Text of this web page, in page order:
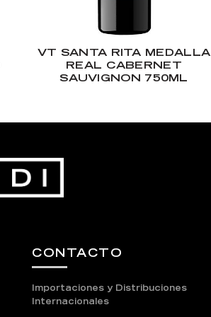
VT SANTA RITA MEDALLA
REAL CABERNET
SAUVIGNON 750ML
CONTACTO
Importaciones y Distribuciones
Internacionales